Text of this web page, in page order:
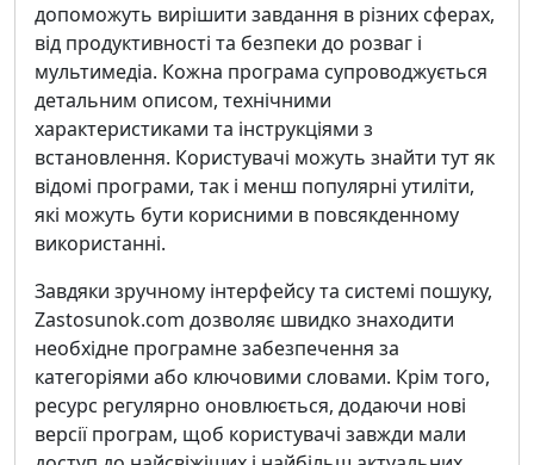
допоможуть вирішити завдання в різних сферах,
від продуктивності та безпеки до розваг і
мультимедіа. Кожна програма супроводжується
детальним описом, технічними
характеристиками та інструкціями з
встановлення. Користувачі можуть знайти тут як
відомі програми, так і менш популярні утиліти,
які можуть бути корисними в повсякденному
використанні.
Завдяки зручному інтерфейсу та системі пошуку,
Zastosunok.com дозволяє швидко знаходити
необхідне програмне забезпечення за
категоріями або ключовими словами. Крім того,
ресурс регулярно оновлюється, додаючи нові
версії програм, щоб користувачі завжди мали